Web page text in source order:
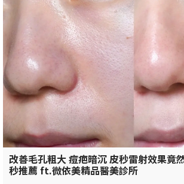
改善毛孔粗大 痘疤暗沉 皮秒雷射效果竟
秒推薦 ft.微依美精品醫美診所